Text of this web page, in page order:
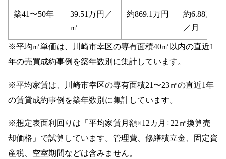
川崎市幸区ワンルーム売却の流れ【遠方からでも
簡単・4STEP】
STEP1：無料データ査定
STEP2：売却価格・手残り額の確認
STEP3：オンライン契約・必要書類準備
STEP4：決済・ご入金
川崎市幸区ワンルームは「今売るべき」か「持ち
川崎市幸区の投資用ワンルームを高く売るための3
つの鉄則
投資用マンション売却の専門会社に依頼する
築41〜50年
39.51万円／
㎡
約869.1万円
約6.88万円
／月
※平均㎡単価は、川崎市幸区の専有面積40㎡以内の直近1
年の売買成約事例を築年数別に集計しています。
※平均家賃は、川崎市幸区の専有面積21〜23㎡の直近1年
の賃貸成約事例を築年数別に集計しています。
※想定表面利回りは「平均家賃月額×12カ月÷22㎡換算売
却価格」で試算しています。管理費、修繕積立金、固定資
産税、空室期間などは含みません。